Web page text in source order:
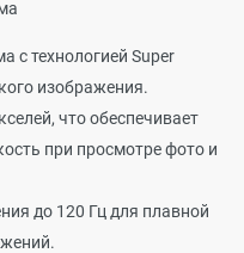
с технологией Super
изображения.
что обеспечивает
при просмотре фото и
до 120 Гц для плавной